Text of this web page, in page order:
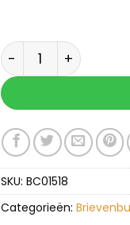
SKU: BC01518
Categorieën: